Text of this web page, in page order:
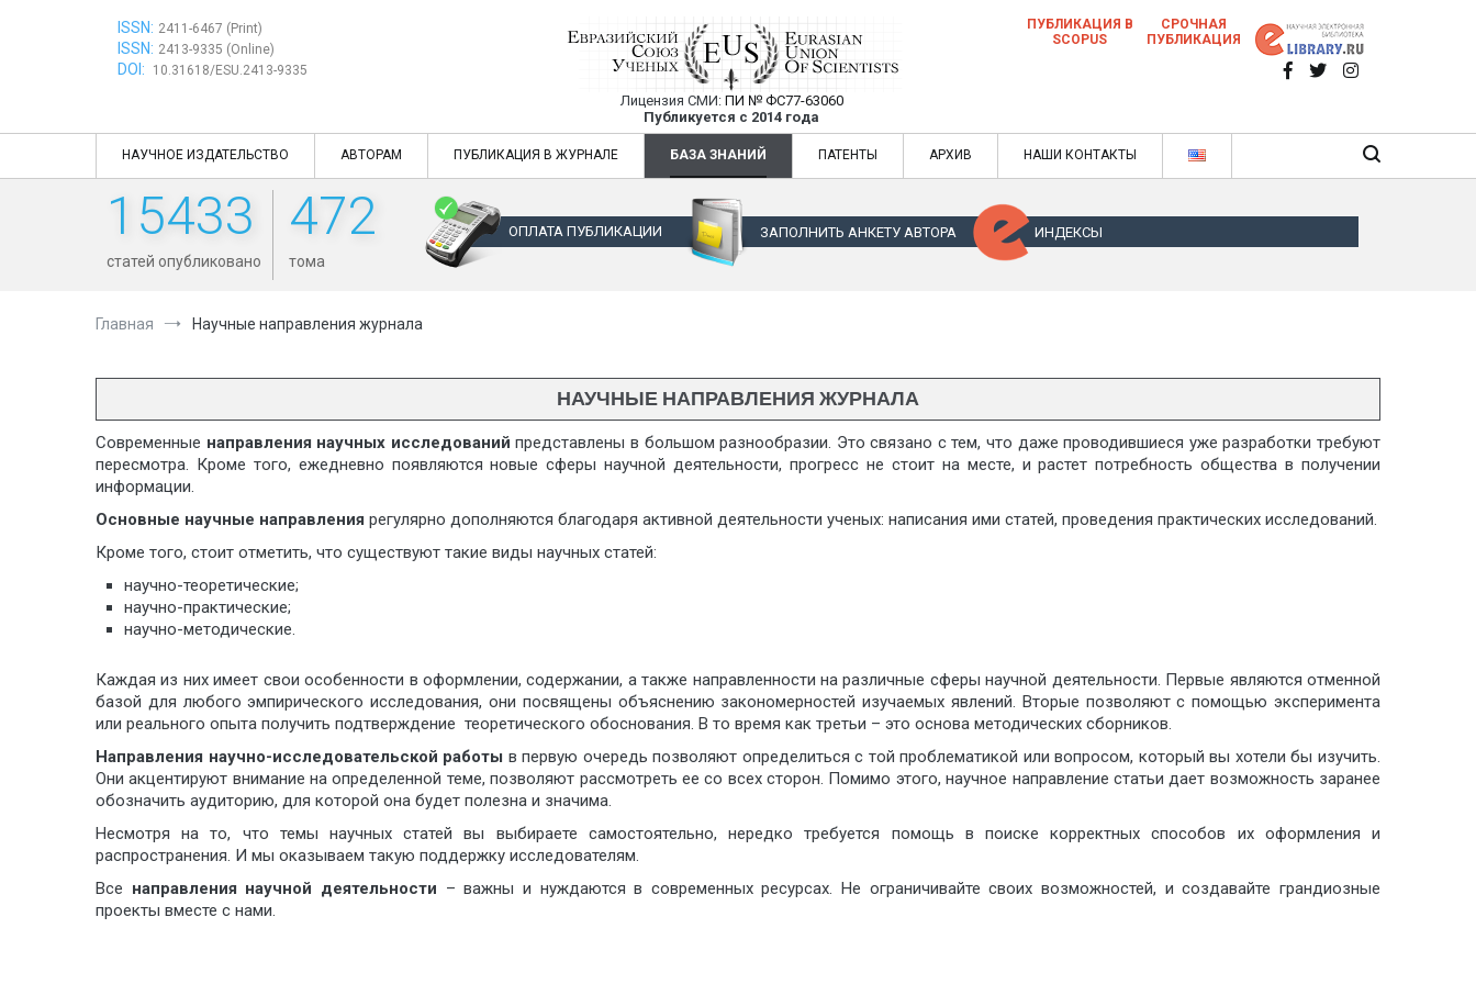
ISSN: 2411-6467 (Print)
ISSN: 2413-9335 (Online)
DOI: 10.31618/ESU.2413-9335
Евразийский Союз Ученых — публикация научных статей в ежемесячном научном
журнале
Лицензия СМИ: ПИ № ФС77-63060
Публикуется с 2014 года
Евразийский Союз Ученых — публикация научных статей в ежемесячном научном журнале
ПУБЛИКАЦИЯ В
SCOPUS
СРОЧНАЯ
ПУБЛИКАЦИЯ
НАУЧНОЕ ИЗДАТЕЛЬСТВО АВТОРАМ ПУБЛИКАЦИЯ В ЖУРНАЛЕ БАЗА ЗНАНИЙ ПАТЕНТЫ АРХИВ НАШИ КОНТАКТЫ
15433
статей опубликовано
472
тома
ОПЛАТА ПУБЛИКАЦИИ ЗАПОЛНИТЬ АНКЕТУ АВТОРА ИНДЕКСЫ
Главная Научные направления журнала
НАУЧНЫЕ НАПРАВЛЕНИЯ ЖУРНАЛА
Современные направления научных исследованийпредставлены в большом разнообразии. Это связано с тем, что даже проводившиеся уже разработки требуют
пересмотра. Кроме того, ежедневно появляются новые сферы научной деятельности, прогресс не стоит на месте, и растет потребность общества в получении
информации.
Основные научные направления регулярно дополняются благодаря активной деятельности ученых: написания ими статей, проведения практических исследований.
Кроме того, стоит отметить, что существуют такие виды научных статей:
научно-теоретические;
научно-практические;
научно-методические.
Каждая из них имеет свои особенности в оформлении, содержании, а также направленности на различные сферы научной деятельности. Первые являются отменной
базой для любого эмпирического исследования, они посвящены объяснению закономерностей изучаемых явлений. Вторые позволяют с помощью эксперимента
или реального опыта получить подтверждение теоретического обоснования. В то время как третьи – это основа методических сборников.
Направления научно-исследовательской работы в первую очередь позволяют определиться с той проблематикой или вопросом, который вы хотели бы изучить.
Они акцентируют внимание на определенной теме, позволяют рассмотреть ее со всех сторон. Помимо этого, научное направление статьи дает возможность заранее
обозначить аудиторию, для которой она будет полезна и значима.
Несмотря на то, что темы научных статей вы выбираете самостоятельно, нередко требуется помощь в поиске корректных способов их оформления и
распространения. И мы оказываем такую поддержку исследователям.
Все направления научной деятельности – важны и нуждаются в современных ресурсах. Не ограничивайте своих возможностей, и создавайте грандиозные
проекты вместе с нами.